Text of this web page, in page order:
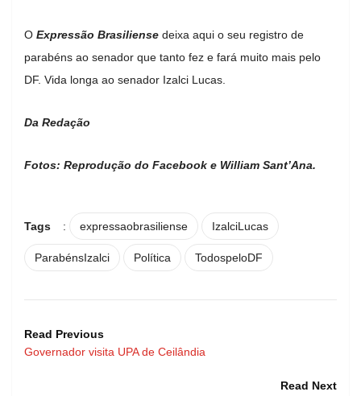
O Expressão Brasiliense deixa aqui o seu registro de
parabéns ao senador que tanto fez e fará muito mais pelo
DF. Vida longa ao senador Izalci Lucas.
Da Redação
Fotos: Reprodução do Facebook e William Sant’Ana.
Tags : expressaobrasiliense IzalciLucas
ParabénsIzalci Política TodospeloDF
Read Previous
Governador visita UPA de Ceilândia
Read Next